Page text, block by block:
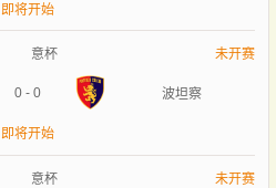
即将开始
意杯 未开赛
0 - 0 波坦察
即将开始
意杯 未开赛